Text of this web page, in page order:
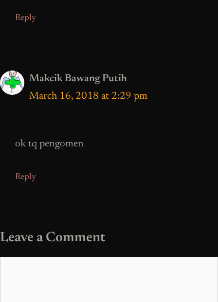
Reply
Makcik Bawang Putih
March 16, 2018 at 2:29 pm
ok tq pengomen
Reply
Leave a Comment